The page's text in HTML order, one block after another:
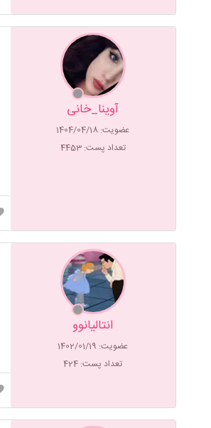
آوینا_خانی
عضویت: 1404/04/18
تعداد پست: 4453
انتالیانوو
عضویت: 1402/01/19
تعداد پست: 424